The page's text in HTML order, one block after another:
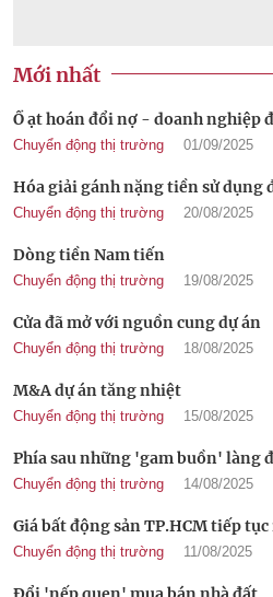
Mới nhất
Ồ ạt hoán đổi nợ - doanh nghiệp
Chuyển động thị trường 01/09/2025
Hóa giải gánh nặng tiền sử dụng
Chuyển động thị trường 20/08/2025
Dòng tiền Nam tiến
Chuyển động thị trường 19/08/2025
Cửa đã mở với nguồn cung dự án
Chuyển động thị trường 18/08/2025
M&A dự án tăng nhiệt
Chuyển động thị trường 15/08/2025
Phía sau những 'gam buồn' làng
Chuyển động thị trường 14/08/2025
Giá bất động sản TP.HCM tiếp
Chuyển động thị trường 11/08/2025